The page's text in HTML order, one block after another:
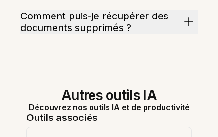
Comment puis-je récupérer des
documents supprimés ?
Autres outils IA
Découvrez nos outils IA et de productivité
Outils associés